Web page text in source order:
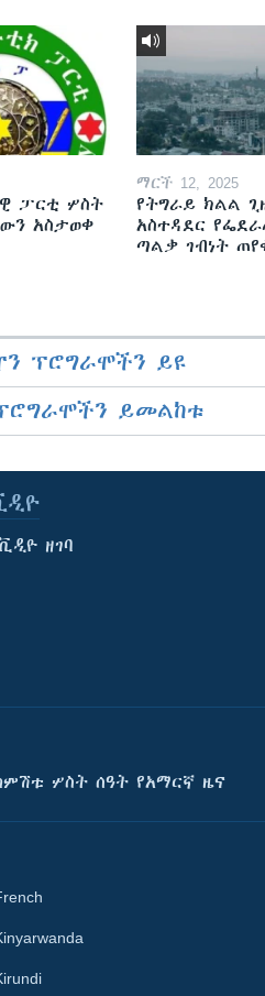
ፓርቲ ሦስት
አስታወቀ
ማርች 12, 2025
የትግራይ ክልል
አስተዳደር
ጣልቃ ገብነት
ፕሮግራሞችን ይዩ
ይመልከቱ
ዘገባ
ሦስት ሰዓት የአማርኛ ዜና